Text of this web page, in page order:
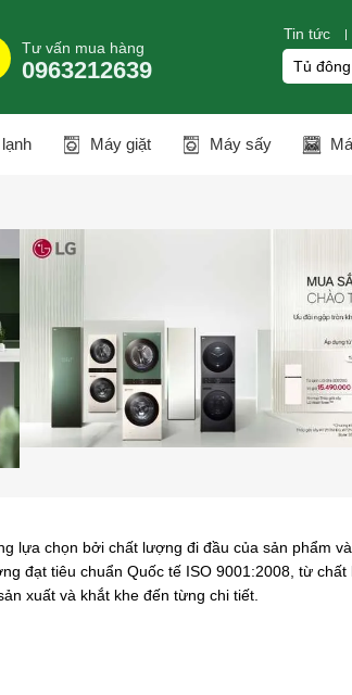
Tư vấn mua hàng
0963212639
Tin tức
Máy giặt Máy sấy
lựa chọn bởi chất lượng đi đầu của sản phẩm
đạt tiêu chuẩn Quốc tế ISO 9001:2008, từ
xuất và khắt khe đến từng chi tiết.